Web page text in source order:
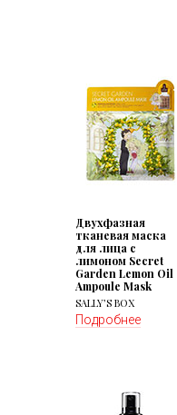
Двухфазная
тканевая маска
для лица с
лимоном Secret
Garden Lemon Oil
Ampoule Mask
SALLY’S BOX
Подробнее